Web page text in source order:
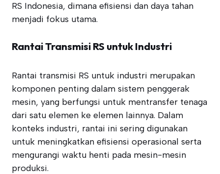
RS Indonesia, dimana efisiensi dan daya tahan
menjadi fokus utama.
Rantai Transmisi RS untuk Industri
Rantai transmisi RS untuk industri merupakan
komponen penting dalam sistem penggerak
mesin, yang berfungsi untuk mentransfer tenaga
dari satu elemen ke elemen lainnya. Dalam
konteks industri, rantai ini sering digunakan
untuk meningkatkan efisiensi operasional serta
mengurangi waktu henti pada mesin-mesin
produksi.